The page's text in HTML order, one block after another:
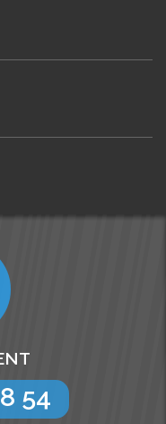
54